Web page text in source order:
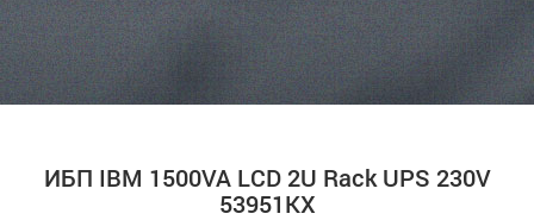
ГЛАВНАЯ
КОНФИГУРАТОР
КАТАЛОГ
УСЛУГИ
ИБП IBM 1500VA LCD 2U Rack UPS 230V
53951KX